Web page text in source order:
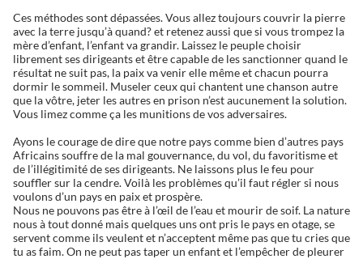
Ces méthodes sont dépassées. Vous allez toujours couvrir la pierre
avec la terre jusqu’à quand? et retenez aussi que si vous trompez la
mère d’enfant, l’enfant va grandir. Laissez le peuple choisir
librement ses dirigeants et être capable de les sanctionner quand le
résultat ne suit pas, la paix va venir elle même et chacun pourra
dormir le sommeil. Museler ceux qui chantent une chanson autre
que la vôtre, jeter les autres en prison n’est aucunement la solution.
Vous limez comme ça les munitions de vos adversaires.
Ayons le courage de dire que notre pays comme bien d’autres pays
Africains souffre de la mal gouvernance, du vol, du favoritisme et
de l’illégitimité de ses dirigeants. Ne laissons plus le feu pour
souffler sur la cendre. Voilà les problèmes qu’il faut régler si nous
voulons d’un pays en paix et prospère.
Nous ne pouvons pas être à l’œil de l’eau et mourir de soif. La nature
nous à tout donné mais quelques uns ont pris le pays en otage, se
servent comme ils veulent et n’acceptent même pas que tu cries que
tu as faim. On ne peut pas taper un enfant et l’empêcher de pleurer